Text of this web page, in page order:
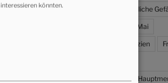
Amygdala Außergewöhnliche
Chong Mai
Faszien
könnten.